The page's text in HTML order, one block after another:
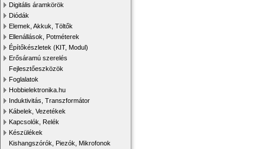
Digitális áramkörök
Diódák
Elemek, Akkuk, Töltők
Ellenállások, Potméterek
Építőkészletek (KIT, Modul)
Erősáramú szerelés
Fejlesztőeszközök
Foglalatok
Hobbielektronika.hu
Induktivitás, Transzformátor
Kábelek, Vezetékek
Kapcsolók, Relék
Készülékek
Kishangszórók, Piezók, Mikrofonok